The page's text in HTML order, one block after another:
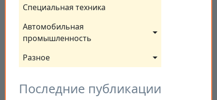
Специальная техника
Автомобильная
промышленность
Разное
Последние публикации